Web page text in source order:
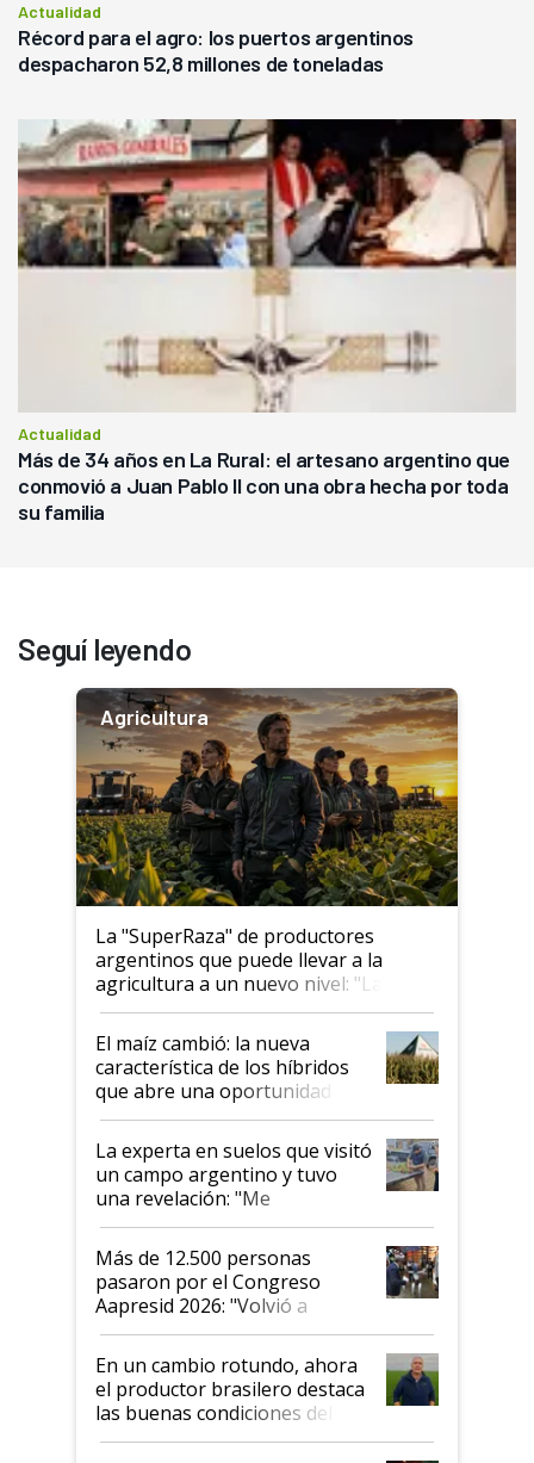
Actualidad
Récord para el agro: los puertos argentinos
despacharon 52,8 millones de toneladas
Actualidad
Más de 34 años en La Rural: el artesano argentino que
conmovió a Juan Pablo II con una obra hecha por toda
su familia
Seguí leyendo
Agricultura
La "SuperRaza" de productores
argentinos que puede llevar a la
agricultura a un nuevo nivel: "Las
posibilidades de crecimiento son
infinitas"
El maíz cambió: la nueva
característica de los híbridos
que abre una oportunidad en
el lote
La experta en suelos que visitó
un campo argentino y tuvo
una revelación: "Me
impresionó mucho"
Más de 12.500 personas
pasaron por el Congreso
Aapresid 2026: "Volvió a
demostrar que hablar del
suelo es hablar de todo el
sistema productivo"
En un cambio rotundo, ahora
el productor brasilero destaca
las buenas condiciones del
agro argentino para invertir: